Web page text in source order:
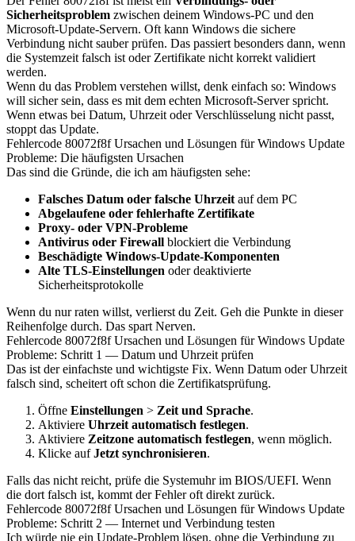
Sicherheitsproblem zwischen deinem Windows-PC und den
Microsoft-Update-Servern. Oft kann Windows die sichere
Verbindung nicht sauber prüfen. Das passiert besonders dann, wenn
die Systemzeit falsch ist oder Zertifikate nicht korrekt validiert
werden.
Wenn du das Problem verstehen willst, denk einfach so: Windows
will sicher sein, dass es mit dem echten Microsoft-Server spricht.
Wenn etwas bei Datum, Uhrzeit oder Verschlüsselung nicht passt,
stoppt das Update.
Fehlercode 80072f8f Ursachen und Lösungen für Windows Update
Probleme: Die häufigsten Ursachen
Das sind die Gründe, die ich am häufigsten sehe:
Falsches Datum oder falsche Uhrzeit auf dem PC
Abgelaufene oder fehlerhafte Zertifikate
Proxy- oder VPN-Probleme
Antivirus oder Firewall blockiert die Verbindung
Beschädigte Windows-Update-Komponenten
Alte TLS-Einstellungen oder deaktivierte
Sicherheitsprotokolle
Wenn du nur raten willst, verlierst du Zeit. Geh die Punkte in dieser
Reihenfolge durch. Das spart Nerven.
Fehlercode 80072f8f Ursachen und Lösungen für Windows Update
Probleme: Schritt 1 — Datum und Uhrzeit prüfen
Das ist der einfachste und wichtigste Fix. Wenn Datum oder Uhrzeit
falsch sind, scheitert oft schon die Zertifikatsprüfung.
Öffne Einstellungen > Zeit und Sprache.
Aktiviere Uhrzeit automatisch festlegen.
Aktiviere Zeitzone automatisch festlegen, wenn möglich.
Klicke aufJetzt synchronisieren.
Falls das nicht reicht, prüfe die Systemuhr im BIOS/UEFI. Wenn
die dort falsch ist, kommt der Fehler oft direkt zurück.
Fehlercode 80072f8f Ursachen und Lösungen für Windows Update
Probleme: Schritt 2 — Internet und Verbindung testen
Ich würde nie ein Update-Problem lösen, ohne die Verbindung zu